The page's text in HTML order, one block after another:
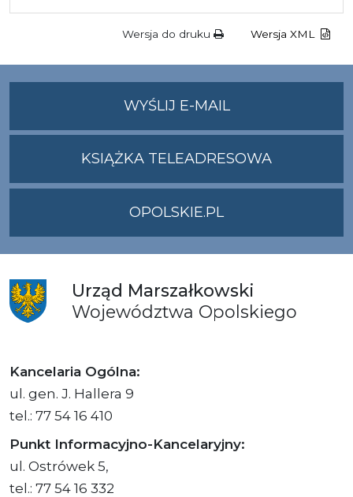
Wersja do druku Wersja XML
WYŚLIJ E-MAILNA
ADRES
KSIĄŻKA TELEADRESOWA
OPOLSKIE.PL
Urząd Marszałkowski
Województwa Opolskiego
Kancelaria Ogólna:
ul. gen. J. Hallera 9
tel.: 77 54 16 410
Punkt Informacyjno-Kancelaryjny:
ul. Ostrówek 5,
tel.: 77 54 16 332